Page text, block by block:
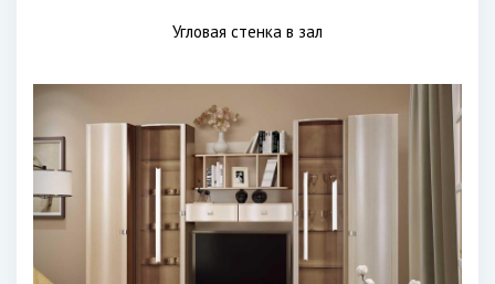
Угловая стенка в зал